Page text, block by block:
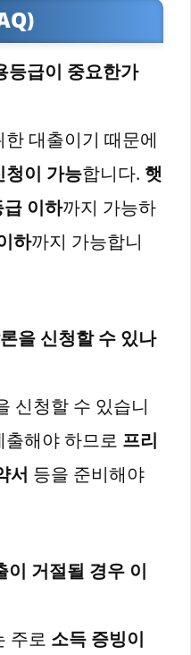
등급이 중요한가
한 대출이기 때문에
청이 가능합니다. 햇
이하까지 가능하
하까지 가능합니
을 신청할 수 있나
신청할 수 있습니
출해야 하므로 프리
서 등을 준비해야
이 거절될 경우 이
주로 소득 증빙이